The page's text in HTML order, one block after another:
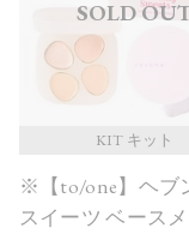
SOLD
KIT キット
※【to/one】ヘ
スイーツ ベース